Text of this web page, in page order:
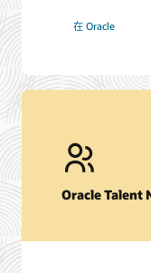
在 Oracle
Oracle Talent